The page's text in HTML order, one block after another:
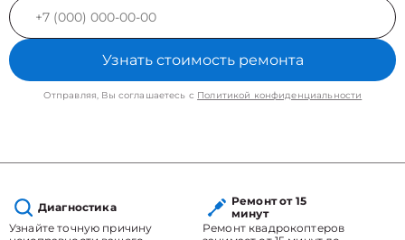
Узнать стоимость ремонта
Отправляя, Вы соглашаетесь с Политикой конфиденциальности
Диагностика
Узнайте точную причину
Ремонт от 15
минут
Ремонт квадрокоптеров